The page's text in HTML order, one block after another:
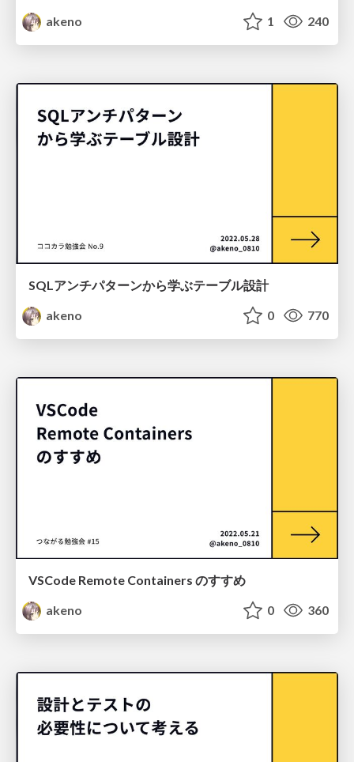
akeno
1 240
SQLアンチパターンから学ぶテーブル設計
akeno
0 770
VSCode Remote Containers のすすめ
akeno
0 360